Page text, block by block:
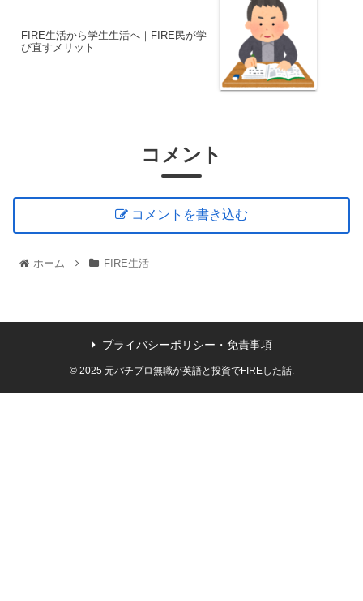
FIRE生活から学生生活へ｜FIRE民が学
び直すメリット
コメント
コメントを書き込む
ホーム FIRE生活
プライバシーポリシー・免責事項
© 2025 元パチプロ無職が英語と投資でFIREした話.